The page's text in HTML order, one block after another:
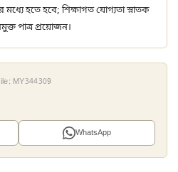
হতে হবে; শিক্ষাগত যোগ্যতা স্নাতক
পাত্র প্রয়োজন।
MY344309
WhatsApp